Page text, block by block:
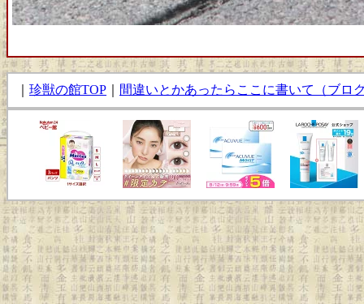
珍獣の館TOP 間違いとかあったらここに書いて（ブロ